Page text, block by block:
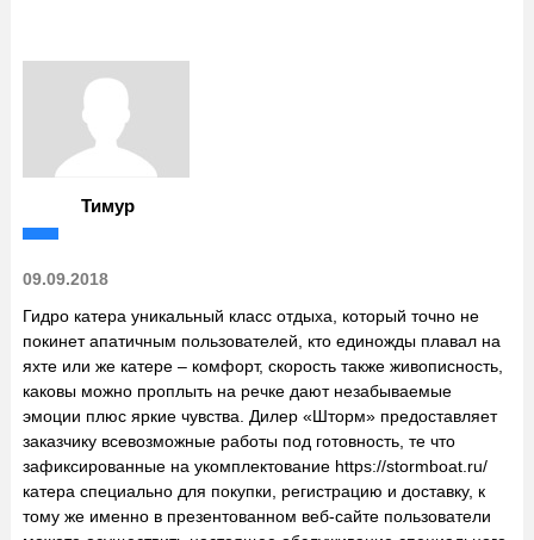
Тимур
09.09.2018
Гидро катера уникальный класс отдыха, который точно не
покинет апатичным пользователей, кто единожды плавал на
яхте или же катере – комфорт, скорость также живописность,
каковы можно проплыть на речке дают незабываемые
эмоции плюс яркие чувства. Дилер «Шторм» предоставляет
заказчику всевозможные работы под готовность, те что
зафиксированные на укомплектование https://stormboat.ru/
катера специально для покупки, регистрацию и доставку, к
тому же именно в презентованном веб-сайте пользователи